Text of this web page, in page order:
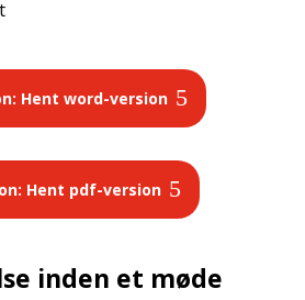
Hent word-version
Hent pdf-version
inden et møde